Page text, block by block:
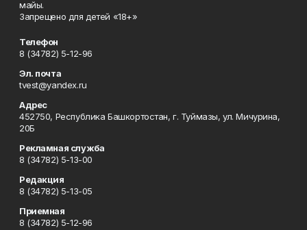
майы.
Запрещено для детей «18+»
Телефон
8 (34782) 5-12-96
Эл. почта
tvest@yandex.ru
Адрес
452750, Республика Башкортостан, г. Туймазы, ул. Мичурина,
20Б
Рекламная служба
8 (34782) 5-13-00
Редакция
8 (34782) 5-13-05
Приемная
8 (34782) 5-12-96